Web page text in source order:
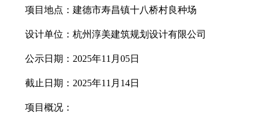
项目地点：建德市寿昌镇十八桥村良种场
设计单位：杭州淳美建筑规划设计有限公司
公示日期：2025年11月05日
截止日期：2025年11月14日
项目概况：